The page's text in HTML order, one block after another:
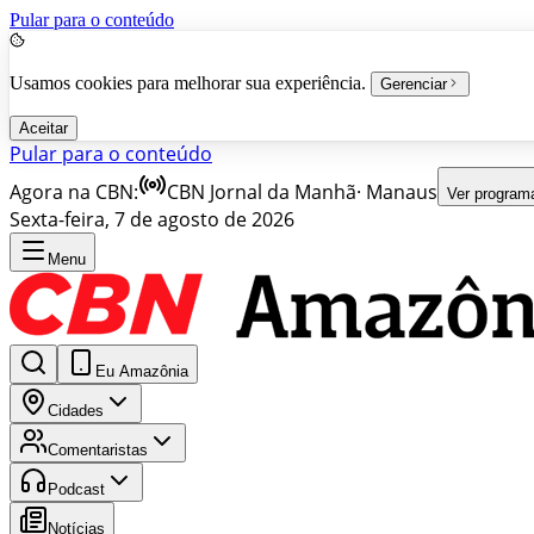
Pular para o conteúdo
Usamos cookies para melhorar sua experiência. Gerenciar
Aceitar
Pular para o conteúdo
Agora na CBN:
CBN Jornal da Manhã· Manaus Ver
Sexta-feira, 7 de agosto de 2026
Menu
Eu Amazônia
Cidades
Comentaristas
Podcast
Notícias